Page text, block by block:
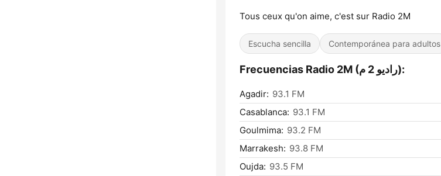
Tous ceux qu'on aime, c'est sur Radio 2M
Escucha sencilla Contemporánea para adultos
Frecuencias Radio 2M (راديو 2 م):
Agadir: 93.1 FM
Casablanca: 93.1 FM
Goulmima: 93.2 FM
Marrakesh: 93.8 FM
Oujda: 93.5 FM